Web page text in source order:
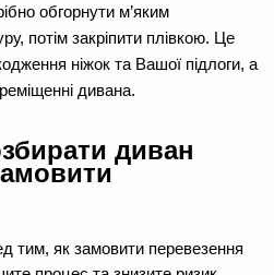
обгорнути м’яким
потім закріпити плівкою. Це
ніжок та Вашої підлоги, а
дивана.
диван
тим, як замовити перевезення